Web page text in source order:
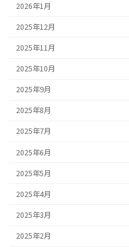
2026年1月
2025年12月
2025年11月
2025年10月
2025年9月
2025年8月
2025年7月
2025年6月
2025年5月
2025年4月
2025年3月
2025年2月